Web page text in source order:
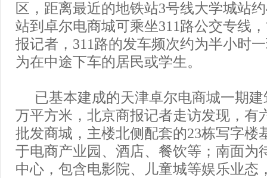
区，距离最近的地铁站3号线大学城站
站到卓尔电商城可乘坐311路公交专线
报记者，311路的发车频次约为半小时
为在中途下车的居民或学生。
已基本建成的天津卓尔电商城一期建
万平方米，北京商报记者走访发现，有
批发商城，主楼北侧配套的23栋写字楼
于电商产业园、酒店、餐饮等；南面为
中心，包含电影院、儿童城等娱乐业态